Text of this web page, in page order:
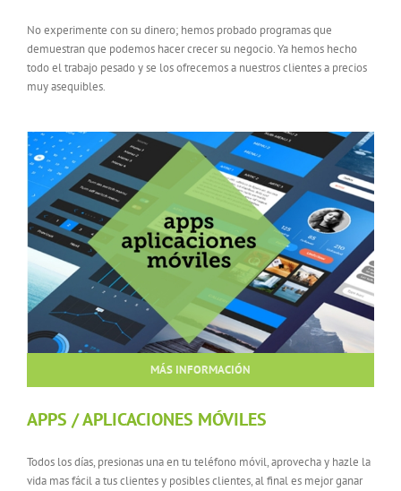
No experimente con su dinero; hemos probado programas que
demuestran que podemos hacer crecer su negocio. Ya hemos hecho
todo el trabajo pesado y se los ofrecemos a nuestros clientes a precios
muy asequibles.
MÁS INFORMACIÓN
APPS / APLICACIONES MÓVILES
Todos los días, presionas una en tu teléfono móvil, aprovecha y hazle la
vida mas fácil a tus clientes y posibles clientes, al final es mejor ganar